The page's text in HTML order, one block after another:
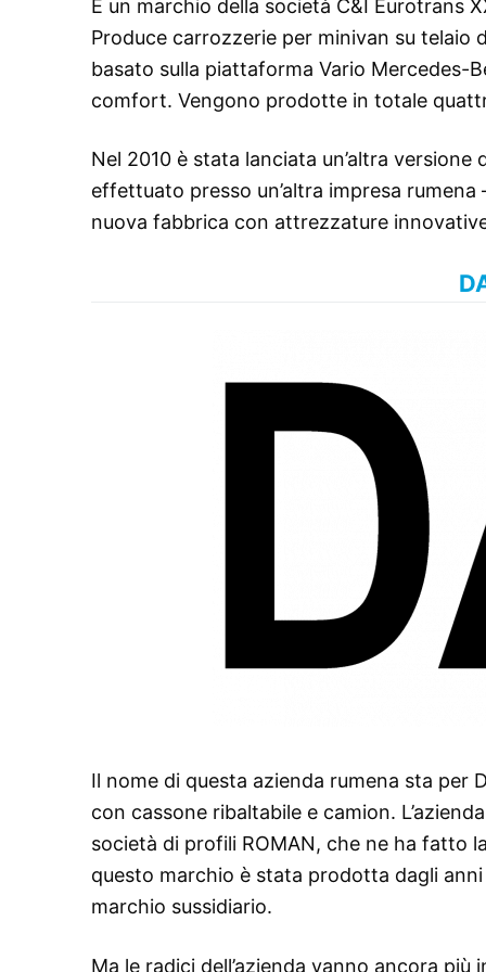
È un marchio della società C&I Eurotrans
Produce carrozzerie per minivan su
basato sulla piattaforma Vario Mercedes-
comfort. Vengono prodotte in totale
Nel 2010 è stata lanciata un’altra
effettuato presso un’altra impresa
nuova fabbrica con attrezzature
Il nome di questa azienda rumena sta per
con cassone ribaltabile e camion.
società di profili ROMAN, che ne ha fatto
questo marchio è stata prodotta dagli anni
marchio sussidiario.
Ma le radici dell’azienda vanno ancora